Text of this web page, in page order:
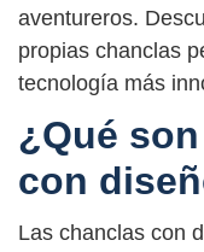
aventureros.
propias chanclas
tecnología más
¿Qué
con
Las chanclas con